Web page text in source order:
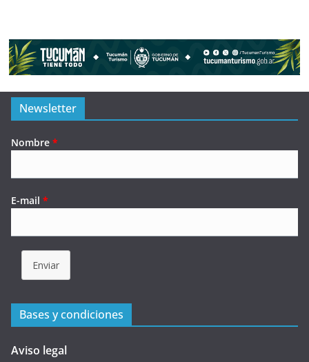
Newsletter
Nombre *
E-mail *
Enviar
Bases y condiciones
Aviso legal